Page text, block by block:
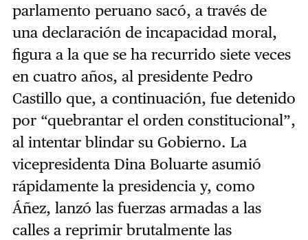
parlamento peruano sacó, a través de
una declaración de incapacidad moral,
figura a la que se ha recurrido siete veces
en cuatro años, al presidente Pedro
Castillo que, a continuación, fue detenido
por “quebrantar el orden constitucional”,
al intentar blindar su Gobierno. La
vicepresidenta Dina Boluarte asumió
rápidamente la presidencia y, como
Áñez, lanzó las fuerzas armadas a las
calles a reprimir brutalmente las